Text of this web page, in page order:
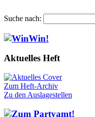
Suche nach:
Aktuelles Heft
Zum Heft-Archiv
Zu den Auslagestellen